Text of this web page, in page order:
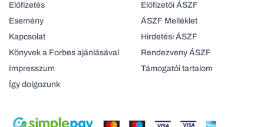
Előfizetés
Esemény
Kapcsolat
Könyvek a Forbes ajánlásával
Impresszum
Így dolgozunk
Előfizetői ÁSZF
ÁSZF Melléklet
Hirdetési ÁSZF
Rendezveny ÁSZF
Támogatói tartalom